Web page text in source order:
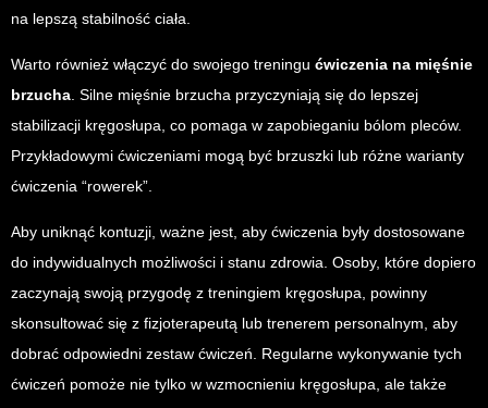
na lepszą stabilność ciała.
Warto również włączyć do swojego treningu ćwiczenia na mięśnie
brzucha. Silne mięśnie brzucha przyczyniają się do lepszej
stabilizacji kręgosłupa, co pomaga w zapobieganiu bólom pleców.
Przykładowymi ćwiczeniami mogą być brzuszki lub różne warianty
ćwiczenia “rowerek”.
Aby uniknąć kontuzji, ważne jest, aby ćwiczenia były dostosowane
do indywidualnych możliwości i stanu zdrowia. Osoby, które dopiero
zaczynają swoją przygodę z treningiem kręgosłupa, powinny
skonsultować się z fizjoterapeutą lub trenerem personalnym, aby
dobrać odpowiedni zestaw ćwiczeń. Regularne wykonywanie tych
ćwiczeń pomoże nie tylko w wzmocnieniu kręgosłupa, ale także